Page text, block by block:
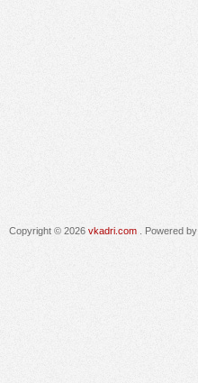
Copyright © 2026 vkadri.com . Powered by